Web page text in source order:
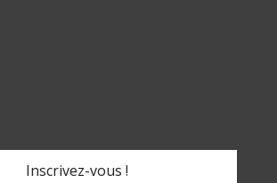
Inscrivez-vous !